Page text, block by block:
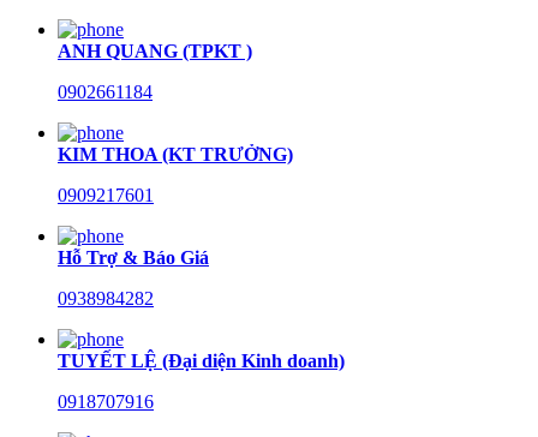
ANH QUANG (TPKT )
0902661184
KIM THOA (KT TRƯỞNG)
0909217601
Hỗ Trợ & Báo Giá
0938984282
TUYẾT LỆ (Đại diện Kinh doanh)
0918707916